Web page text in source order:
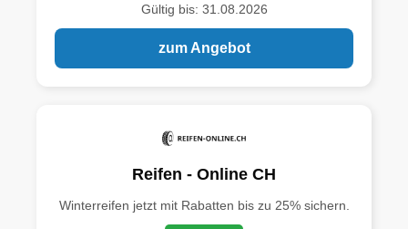
Gültig bis: 31.08.2026
zum Angebot
Reifen - Online CH
Winterreifen jetzt mit Rabatten bis zu 25% sichern.